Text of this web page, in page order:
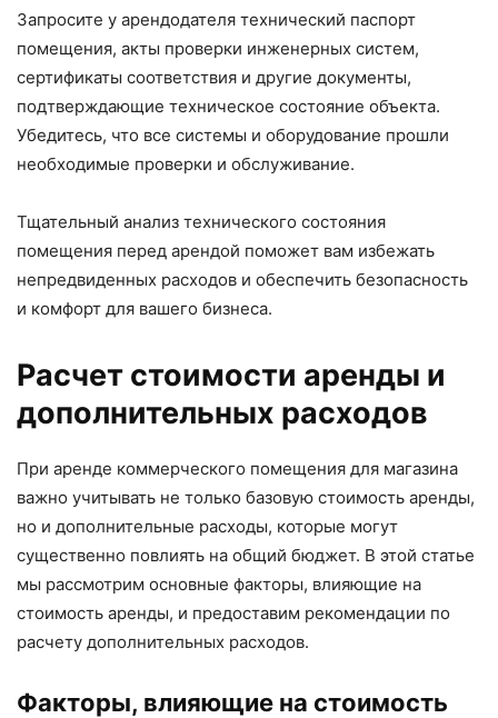
Запросите у арендодателя технический паспорт
помещения, акты проверки инженерных систем,
сертификаты соответствия и другие документы,
подтверждающие техническое состояние объекта.
Убедитесь, что все системы и оборудование прошли
необходимые проверки и обслуживание.
Тщательный анализ технического состояния
помещения перед арендой поможет вам избежать
непредвиденных расходов и обеспечить безопасность
и комфорт для вашего бизнеса.
Расчет стоимости аренды и
дополнительных расходов
При аренде коммерческого помещения для магазина
важно учитывать не только базовую стоимость аренды,
но и дополнительные расходы, которые могут
существенно повлиять на общий бюджет. В этой статье
мы рассмотрим основные факторы, влияющие на
стоимость аренды, и предоставим рекомендации по
расчету дополнительных расходов.
Факторы, влияющие на стоимость